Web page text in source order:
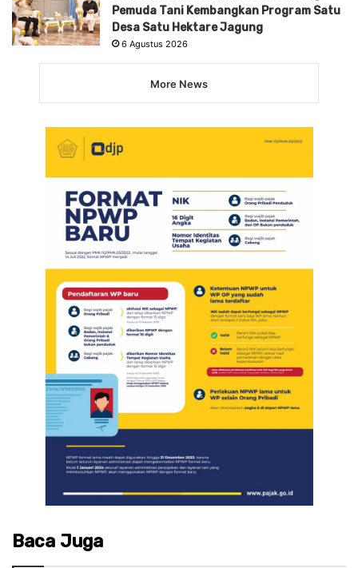
Pemuda Tani Kembangkan Program Satu
Desa Satu Hektare Jagung
6 Agustus 2026
More News
Baca Juga